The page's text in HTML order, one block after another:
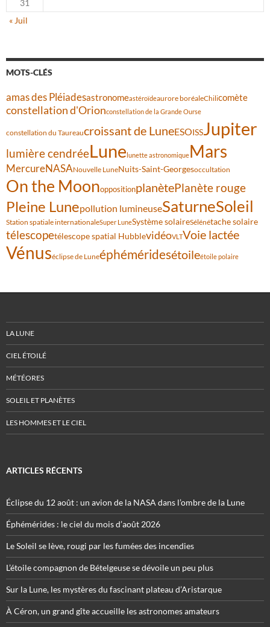
31
« Juil
MOTS-CLÉS
amas des Pléiadesastronomeastéroïdeaurore boréaleChilicomète
constellation d'Orionconstellation de la Grande Ourse
constellation du Taureaucroissant de LuneESOISSJupiter
lumière cendréeLune lunette astronomiqueMars
MercureNASANouvelle LuneNuits-Saint-Georgesoccultation
On the MoonoppositionplanètePlanète rouge
Pleine Lunepollution lumineuseSaturneSoleil
Station spatiale internationaleSuper LuneSystème solaireSélénétache solaire
télescopetélescope spatial HubblevidéoVLTVoie lactée
Vénuséclipse de Luneéphéméridesétoileétoile polaire
LA LUNE
CIEL ÉTOILÉ
MÉTÉORES
SOLEIL ET PLANÈTES
LES HOMMES ET LE CIEL
ARTICLES RÉCENTS
Éclipse du 12 août : un avion de la NASA dans l’ombre de la Lune
Éphémérides : le ciel du mois d’août 2026
Le Soleil se lève, rougi par les fumées des incendies
L’étoile compagnon de Bételgeuse se dévoile un peu plus
Sur la Lune, les mystères du fascinant plateau d’Aristarque
À Céron, un grand gîte accueille les astronomes amateurs